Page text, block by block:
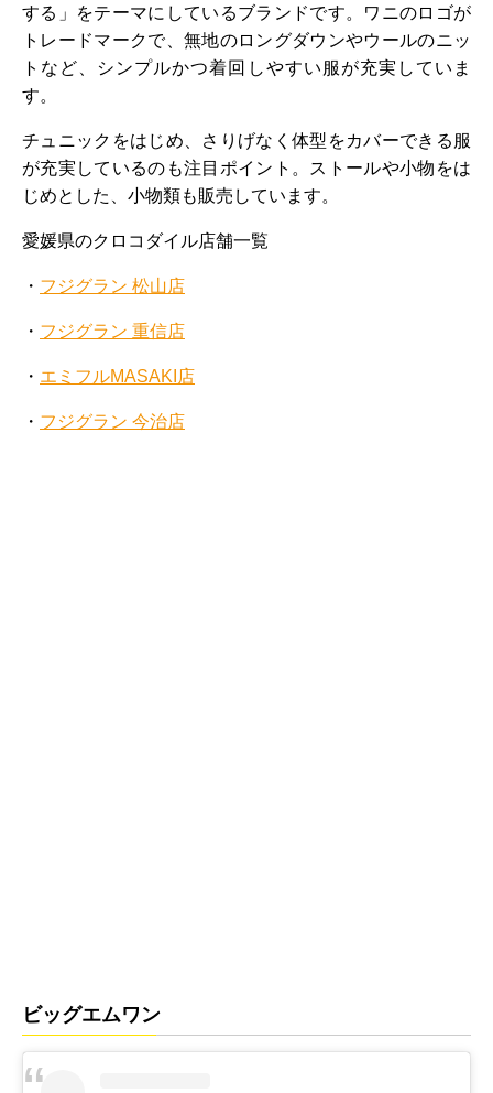
する」をテーマにしているブランドです。ワニのロゴが
トレードマークで、無地のロングダウンやウールのニッ
トなど、シンプルかつ着回しやすい服が充実していま
す。
チュニックをはじめ、さりげなく体型をカバーできる服
が充実しているのも注目ポイント。ストールや小物をは
じめとした、小物類も販売しています。
愛媛県のクロコダイル店舗一覧
・ フジグラン 松山店
・ フジグラン 重信店
・ エミフルMASAKI店
・ フジグラン 今治店
ビッグエムワン